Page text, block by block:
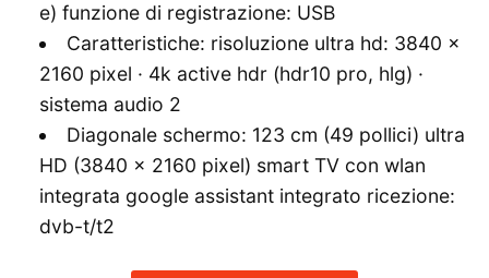
e) funzione di registrazione: USB
Caratteristiche: risoluzione ultra hd: 3840 x
2160 pixel · 4k active hdr (hdr10 pro, hlg) ·
sistema audio 2
Diagonale schermo: 123 cm (49 pollici) ultra
HD (3840 x 2160 pixel) smart TV con wlan
integrata google assistant integrato ricezione:
dvb-t/t2